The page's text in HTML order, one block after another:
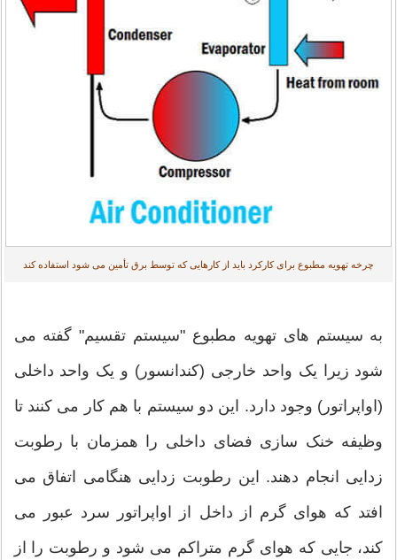
چرخه تهویه مطبوع برای کارکرد باید از کارهایی که توسط برق تأمین می شود استفاده کند
به سیستم های تهویه مطبوع "سیستم تقسیم" گفته می
شود زیرا یک واحد خارجی (کندانسور) و یک واحد داخلی
(اواپراتور) وجود دارد. این دو سیستم با هم کار می کنند تا
وظیفه خنک سازی فضای داخلی را همزمان با رطوبت
زدایی انجام دهند. این رطوبت زدایی هنگامی اتفاق می
افتد که هوای گرم از داخل از اواپراتور سرد عبور می
کند، جایی که هوای گرم متراکم می شود و رطوبت را از